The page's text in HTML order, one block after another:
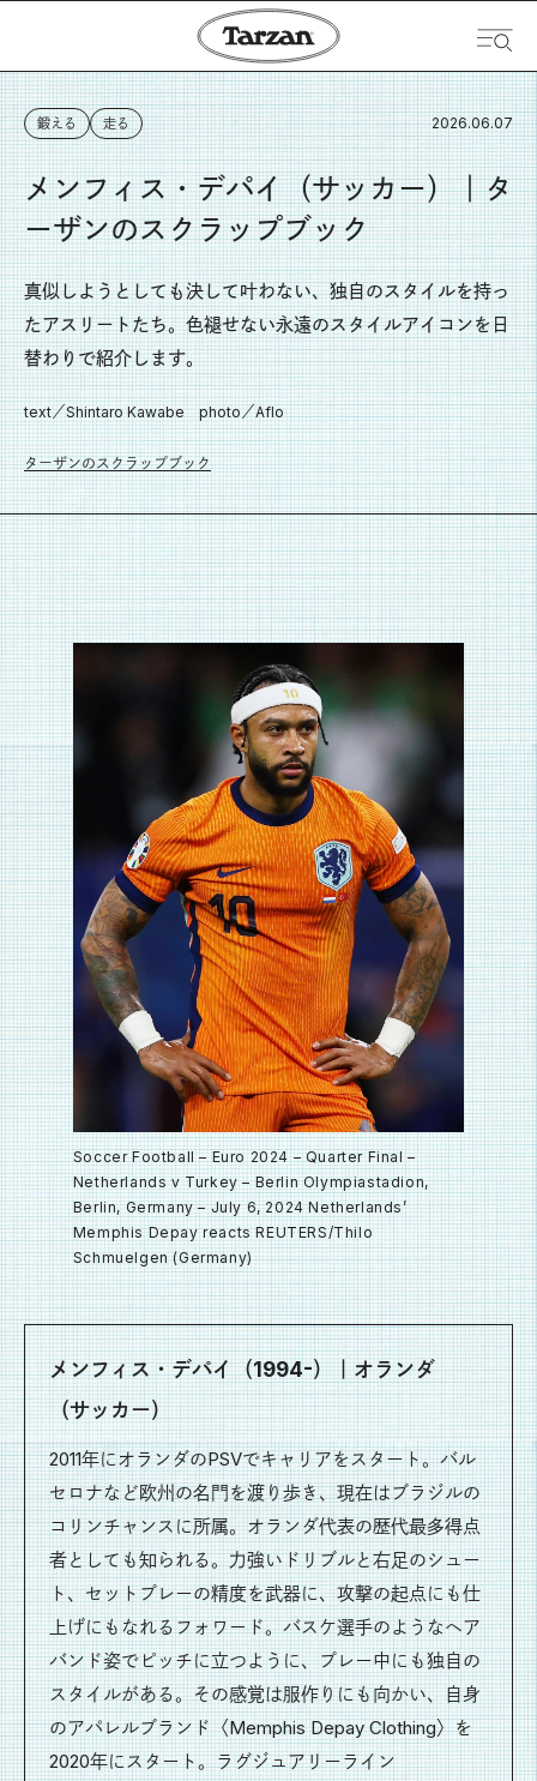
鍛える 走る 2026.06.07
メンフィス・デパイ（サッカー）｜タ
ーザンのスクラップブック
真似しようとしても決して叶わない、独自のスタイルを持っ
たアスリートたち。色褪せない永遠のスタイルアイコンを日
替わりで紹介します。
text／Shintaro Kawabe photo／Aflo
ターザンのスクラップブック
Soccer Football – Euro 2024 – Quarter Final –
Netherlands v Turkey – Berlin Olympiastadion,
Berlin, Germany – July 6, 2024 Netherlands’
Memphis Depay reacts REUTERS/Thilo
Schmuelgen (Germany)
メンフィス・デパイ（1994-）｜オランダ
（サッカー）
2011年にオランダのPSVでキャリアをスタート。バル
セロナなど欧州の名門を渡り歩き、現在はブラジルの
コリンチャンスに所属。オランダ代表の歴代最多得点
者としても知られる。力強いドリブルと右足のシュー
ト、セットプレーの精度を武器に、攻撃の起点にも仕
上げにもなれるフォワード。バスケ選手のようなヘア
バンド姿でピッチに立つように、プレー中にも独自の
スタイルがある。その感覚は服作りにも向かい、自身
のアパレルブランド〈Memphis Depay Clothing〉を
2020年にスタート。ラグジュアリーライン